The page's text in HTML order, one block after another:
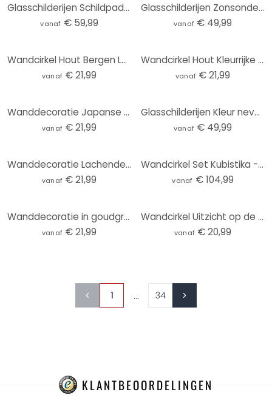
Glasschilderijen Schildpad onder Water Rond
vanaf € 59,99
Glasschilderijen Zonsondergang Zee - rond
vanaf € 49,99
Wandcirkel Hout Bergen Land Rivier - SpaceFrog Designs
vanaf € 21,99
Wandcirkel Hout Kleurrijke lenteweide - SpaceFrog Designs
vanaf € 21,99
Wanddecoratie Japanse tempel bij zonsopgang - Roze - Alu-Dibond Rond
vanaf € 21,99
Glasschilderijen Kleur nevel abstract - Fedrau - Rond
vanaf € 49,99
Wanddecoratie Lachende vrouw met oranje bloemen - Hülya - Aluminium dibond - Rond
vanaf € 21,99
Wandcirkel Set Kubistika - Warm Sunset (3-delig)
vanaf € 104,99
Wanddecoratie in goudgroen - Schmucker - Alu-Dibond rond
vanaf € 21,99
Wandcirkel Uitzicht op de Baltische Zee
vanaf € 20,99
1 ... 34
KLANTBEOORDELINGEN